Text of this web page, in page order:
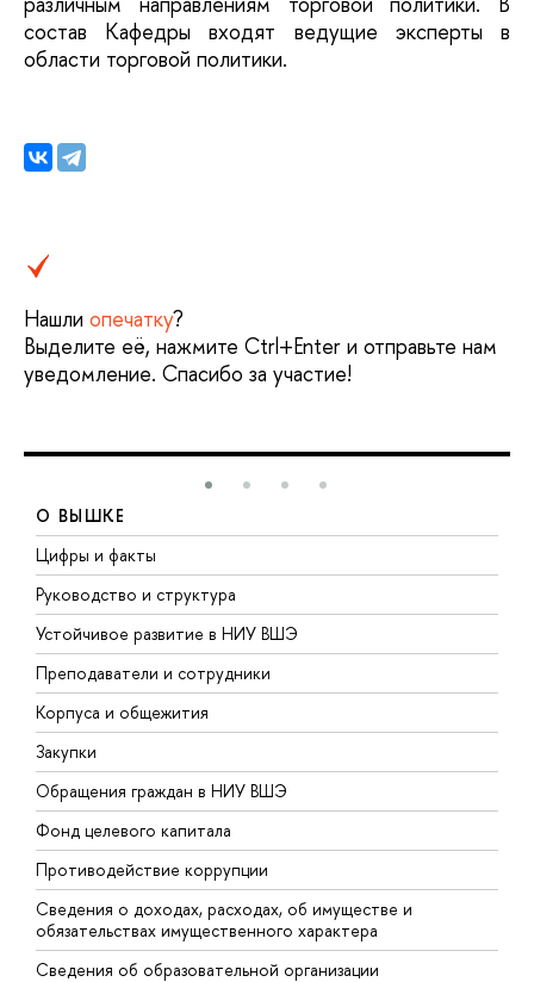
состав Кафедры входят ведущие эксперты в
области торговой политики.
Нашли опечатку?
Выделите её, нажмите Ctrl+Enter и отправьте нам
уведомление. Спасибо за участие!
О ВЫШКЕ
Цифры и факты
Руководство и структура
Устойчивое развитие в НИУ ВШЭ
Преподаватели и сотрудники
Корпуса и общежития
Закупки
Обращения граждан в НИУ ВШЭ
Фонд целевого капитала
Противодействие коррупции
Сведения о доходах, расходах, об имуществе и
обязательствах имущественного характера
Сведения об образовательной организации